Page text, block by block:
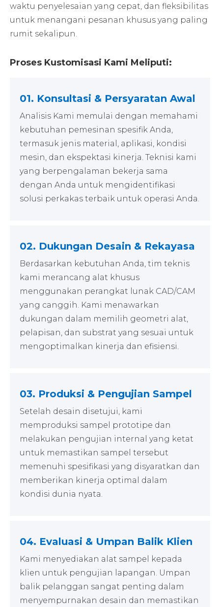
waktu penyelesaian yang cepat, dan fleksibilitas
untuk menangani pesanan khusus yang paling
rumit sekalipun.
Proses Kustomisasi Kami Meliputi:
01. Konsultasi & Persyaratan Awal
Analisis Kami memulai dengan memahami
kebutuhan pemesinan spesifik Anda,
termasuk jenis material, aplikasi, kondisi
mesin, dan ekspektasi kinerja. Teknisi kami
yang berpengalaman bekerja sama
dengan Anda untuk mengidentifikasi
solusi perkakas terbaik untuk operasi Anda.
02. Dukungan Desain & Rekayasa
Berdasarkan kebutuhan Anda, tim teknis
kami merancang alat khusus
menggunakan perangkat lunak CAD/CAM
yang canggih. Kami menawarkan
dukungan dalam memilih geometri alat,
pelapisan, dan substrat yang sesuai untuk
mengoptimalkan kinerja dan efisiensi.
03. Produksi & Pengujian Sampel
Setelah desain disetujui, kami
memproduksi sampel prototipe dan
melakukan pengujian internal yang ketat
untuk memastikan sampel tersebut
memenuhi spesifikasi yang disyaratkan dan
memberikan kinerja optimal dalam
kondisi dunia nyata.
04. Evaluasi & Umpan Balik Klien
Kami menyediakan alat sampel kepada
klien untuk pengujian lapangan. Umpan
balik pelanggan sangat penting dalam
menyempurnakan desain dan memastikan